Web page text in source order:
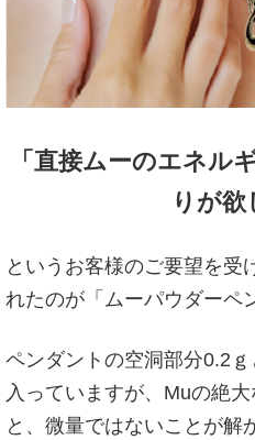
「直接ムーのエネル
りが欲
というお客様のご要望を受
れたのが「ムーパウダーペ
ペンダントの空洞部分0.2
入っていますが、Muの絶
と、微量ではないことが解